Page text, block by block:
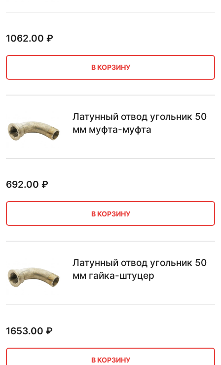
1062.00 ₽
В КОРЗИНУ
Латунный отвод угольник 50
мм муфта-муфта
692.00 ₽
В КОРЗИНУ
Латунный отвод угольник 50
мм гайка-штуцер
1653.00 ₽
В КОРЗИНУ